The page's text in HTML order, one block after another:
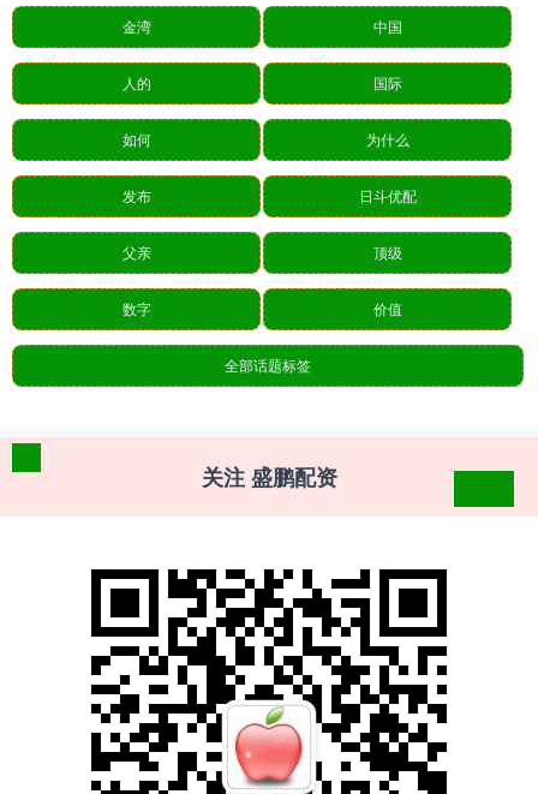
金湾 中国
人的 国际
如何 为什么
发布 日斗优配
父亲 顶级
数字 价值
全部话题标签
关注 盛鹏配资